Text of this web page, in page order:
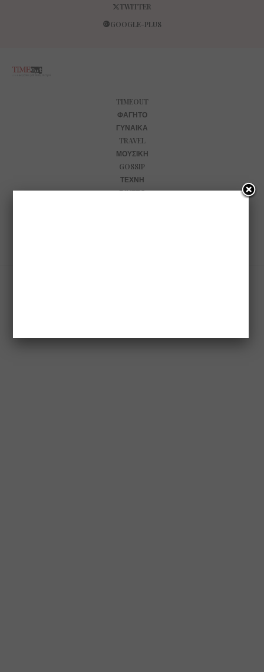
TWITTER
GOOGLE-PLUS
TIMEOUT
ΦΑΓΗΤΌ
ΓΥΝΑΊΚΑ
TRAVEL
ΜΟΥΣΙΚΉ
GOSSIP
ΤΈΧΝΗ
ΒΊΝΤΕΟ